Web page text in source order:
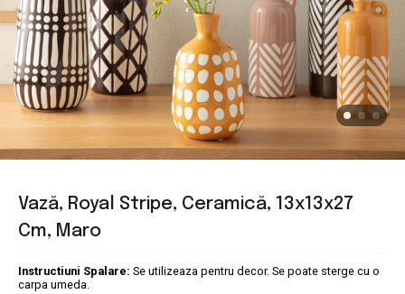
Vază, Royal Stripe, Ceramică, 13x13x27
Cm, Maro
Instructiuni Spalare: Se utilizeaza pentru decor. Se poate sterge cu o
carpa umeda.